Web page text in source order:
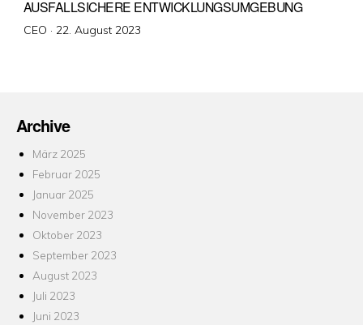
AUSFALLSICHERE ENTWICKLUNGSUMGEBUNG
CEO · Veröffentlicht
22. August 2023
Archive
März 2025
Februar 2025
Januar 2025
November 2023
Oktober 2023
September 2023
August 2023
Juli 2023
Juni 2023